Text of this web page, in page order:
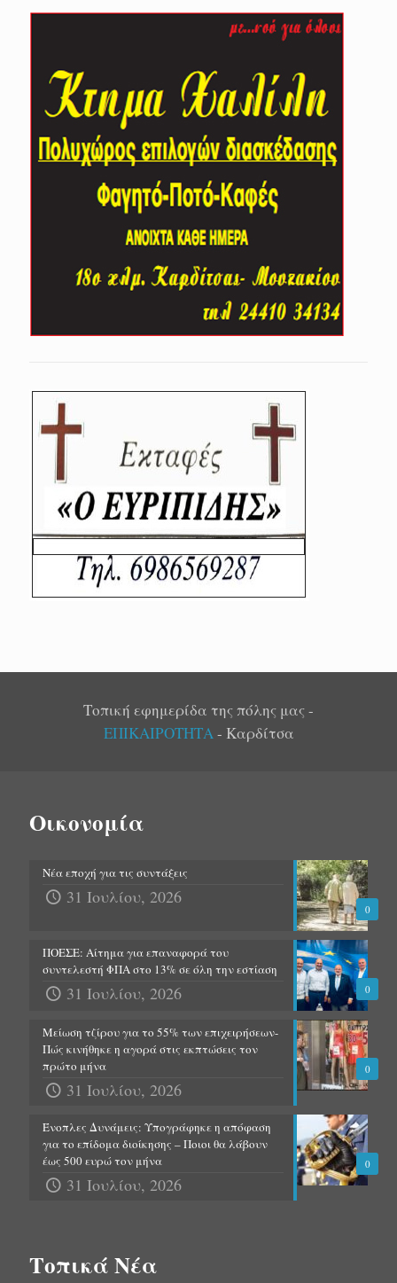
Τοπική εφημερίδα της πόλης μας -
ΕΠΙΚΑΙΡΟΤΗΤΑ- Καρδίτσα
Οικονομία
0
Νέα εποχή για τις συντάξεις
31 Ιουλίου, 2026
0
ΠΟΕΣΕ: Αίτημα για επαναφορά του
συντελεστή ΦΠΑ στο 13% σε όλη την εστίαση
31 Ιουλίου, 2026
0
Μείωση τζίρου για το 55% των επιχειρήσεων-
Πώς κινήθηκε η αγορά στις εκπτώσεις τον
πρώτο μήνα
31 Ιουλίου, 2026
0
Ένοπλες Δυνάμεις: Υπογράφηκε η απόφαση
για το επίδομα διοίκησης – Ποιοι θα λάβουν
έως 500 ευρώ τον μήνα
31 Ιουλίου, 2026
Τοπικά Νέα